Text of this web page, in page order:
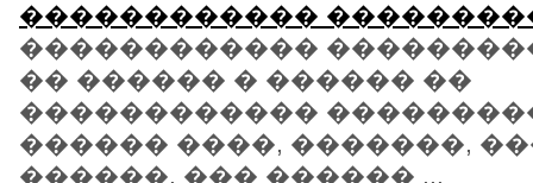
������������
������������ ����������
�� ������ � ������ ��
������������
������ ����, �������,
������. ��� ������ ...